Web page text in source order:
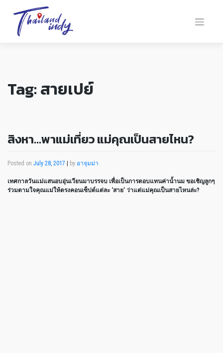
Tag:สายเปย์
สิงหา…พาแม่เที่ยว แม่คุณเป็นสายไหน?
Posted on July 28, 2017 | by อาจุมม่า
เทศกาลวันแม่แสนอบอุ่นเวียนมาบรรจบ เพื่อเป็นการตอบแทนค่าน้ำนม ขอเชิญลูกๆ
ร่วมตามใจคุณแม่ให้ตรงคอนเซ็ปต์แต่ละ ‘สาย’ ว่าแต่แม่คุณเป็นสายไหนล่ะ?